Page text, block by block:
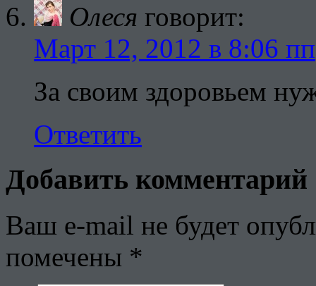
Олеся говорит:
Март 12, 2012 в 8:06 пп
За своим здоровьем
Ответить
Добавить комментарий
Ваш e-mail не будет
помечены *